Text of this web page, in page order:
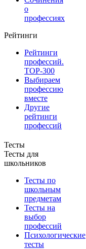
о
профессиях
Рейтинги
Рейтинги
профессий.
TOP-300
Выбираем
профессию
вместе
Другие
рейтинги
профессий
Тесты
Тесты для
школьников
Тесты по
школьным
предметам
Тесты на
выбор
профессий
Психологические
тесты